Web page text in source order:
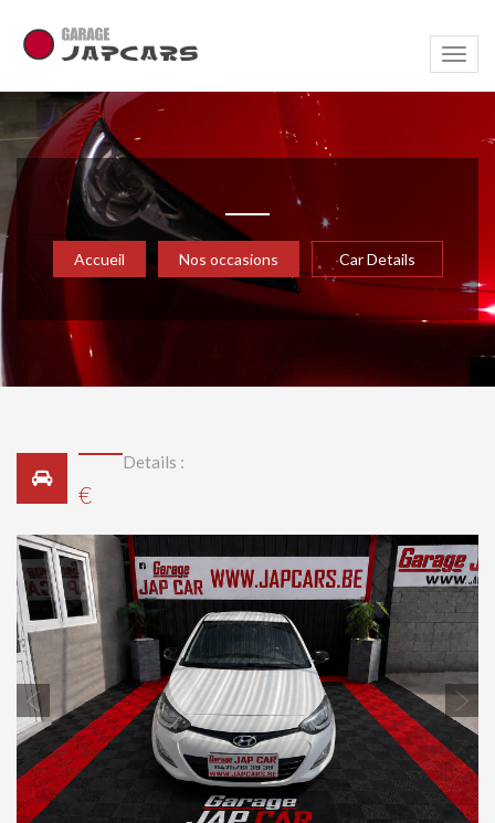
Accueil Nos occasions Car Details
Details :
€
Previous Next